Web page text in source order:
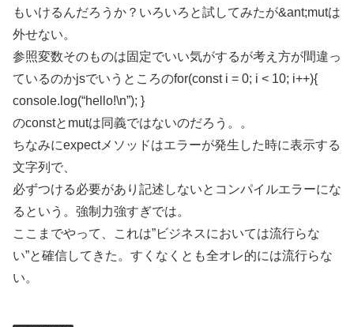
もいけるんだろうか？いろいろと試してみたが&ant;mutは
外せない。
参照変数そのものは固定でいい気がするが考え方が間違っ
ているのかjsでいうところのfor(const i = 0; i < 10; i++){
console.log(“hello!\n”); }
のconstとmutは同義ではないのだろう。。
ちなみにexpectメソッドはエラーが発生した時に表示する
文字列で、
必ずつける必要があり記述しないとコンパイルエラーにな
るという。強制力強すぎでは。
ここまでやって、これは”ビジネスにおいては流行らな
い”と確信してきた。すくなくとも全オレ的には流行らな
い。